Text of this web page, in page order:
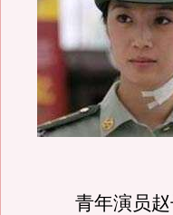
青年演员赵